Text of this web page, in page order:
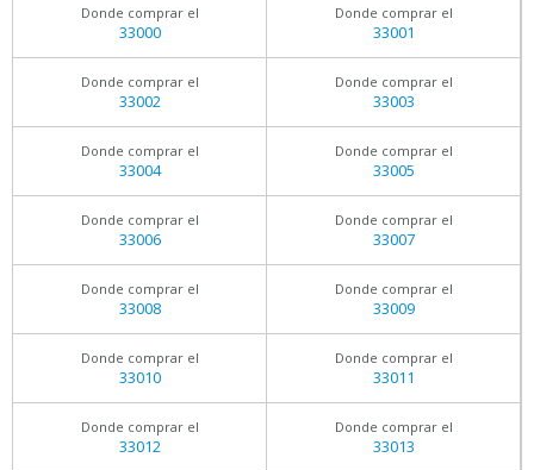
Donde comprar el
33000
Donde comprar el
33001
Donde comprar el
33002
Donde comprar el
33003
Donde comprar el
33004
Donde comprar el
33005
Donde comprar el
33006
Donde comprar el
33007
Donde comprar el
33008
Donde comprar el
33009
Donde comprar el
33010
Donde comprar el
33011
Donde comprar el
33012
Donde comprar el
33013